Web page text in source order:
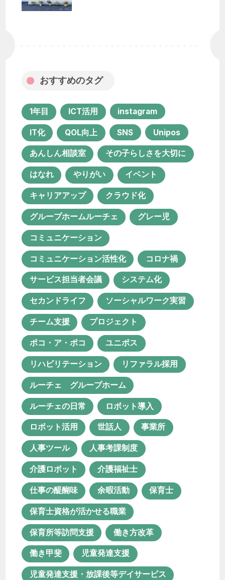
おすすめのタグ
1年目 ICT活用 instagram
IT化 QOL向上 SNS Unipos
あんしん相談室 その子らしさを大切に
はなれ やりがい イベント
キャリアアップ クラウド化
グループホームルーチェ グレー児
コミュニケーション
コミュニケーション活性化 コロナ禍
サービス担当者会議 システム化
セカンドライフ ソーシャルワーク実習
チーム支援 プロジェクト
ポコ・ア・ポコ ユニポス
リハビリテーション リファラル採用
ルーチェ グループホーム
ルーチェの日常 ロボット導入
ロボット活用 世話人 事業所
人事ツール 人事考課制度
介護ロボット 介護福祉士
仕事の醍醐味 余暇活動 保育士
保育士資格が活かせる職業
保育所等訪問支援 働き方改革
働き甲斐 児童発達支援
児童発達支援・放課後等デイサービス